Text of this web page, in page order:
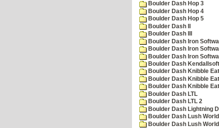
Boulder Dash Hop 3
Boulder Dash Hop 4
Boulder Dash Hop 5
Boulder Dash II
Boulder Dash III
Boulder Dash Iron
Boulder Dash Iron
Boulder Dash Iron
Boulder Dash
Boulder Dash Knibble
Boulder Dash Knibble
Boulder Dash Knibble
Boulder Dash LTL
Boulder Dash LTL 2
Boulder Dash Lightning
Boulder Dash Lush
Boulder Dash Lush